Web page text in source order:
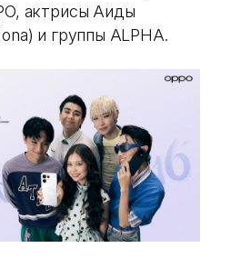
актрисы Аиды
и группы ALPHA.